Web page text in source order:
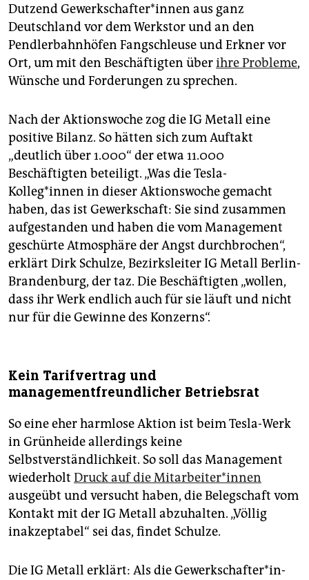
Dutzend Ge­werk­schaf­te­r*in­nen aus ganz
Deutschland vor dem Werkstor und an den
Pendlerbahnhöfen Fangschleuse und Erkner vor
Ort, um mit den Beschäftigten überihre Probleme,
Wünsche und Forderungen zu sprechen.
Nach der Aktionswoche zog die IG Metall eine
positive Bilanz. So hätten sich zum Auftakt
„deutlich über 1.000“ der etwa 11.000
Beschäftigten beteiligt. „Was die Tesla-
Kolleg*innen in dieser Aktionswoche gemacht
haben, das ist Gewerkschaft: Sie sind zusammen
aufgestanden und haben die vom Management
geschürte Atmosphäre der Angst durchbrochen“,
erklärt Dirk Schulze, Bezirksleiter IG Metall Berlin-
Brandenburg, der taz. Die Beschäftigten „wollen,
dass ihr Werk endlich auch für sie läuft und nicht
nur für die Gewinne des Konzerns“.
Kein Tarifvertrag und
managementfreundlicher Betriebsrat
So eine eher harmlose Aktion ist beim Tesla-Werk
in Grünheide allerdings keine
Selbstverständlichkeit. So soll das Management
wiederholt Druck auf die Mit­ar­bei­te­r*in­nen
ausgeübt und versucht haben, die Belegschaft vom
Kontakt mit der IG Metall abzuhalten. „Völlig
inakzeptabel“ sei das, findet Schulze.
Die IG Metall erklärt: Als die Ge­werk­schaf­te­r*in­